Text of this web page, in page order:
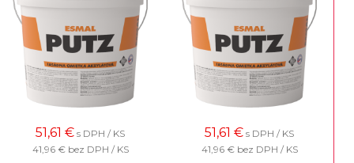
51,61 € s DPH / KS
41,96 € bez DPH / KS
51,61 € s DPH / KS
41,96 € bez DPH / KS